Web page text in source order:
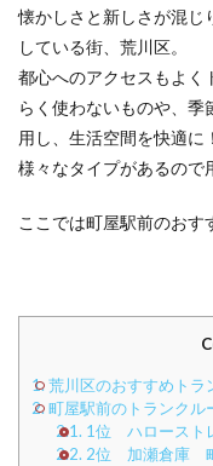
懐かしさと新しさが混じ
している街、荒川区。
都心へのアクセスもよく
らく使わないものや、
用し、生活空間を快適
様々なタイプがあるので
ここでは町屋駅前のおす
1.荒川区のおすすめトラ
2.町屋駅前のトランクル
2.1. 1位 ハロースト
2.2. 2位 加瀬倉庫